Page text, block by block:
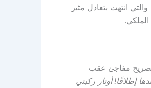
والتي انتهت بتعادل مثير
مفاجئ عقب
إطلاقًا! أوتار ركبتي